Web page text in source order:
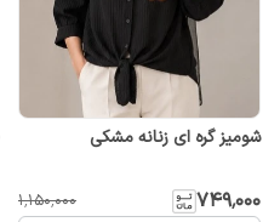
شومیز گره ای زنانه مشکی
۷۴۹٬۰۰۰ ۱٬۱۵۰٬۰۰۰